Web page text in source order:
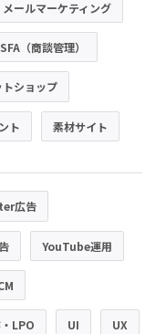
メールマーケティング
SFA（商談管理）
トショップ
ト 素材サイト
広告
YouTube運用
LPO UI UX